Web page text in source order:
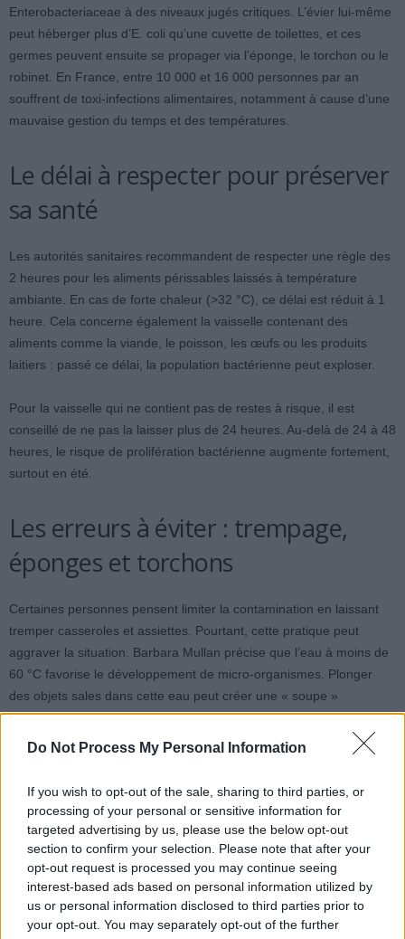
Do Not Process My Personal Information
If you wish to opt-out of the sale, sharing to third parties, or
processing of your personal or sensitive information for
targeted advertising by us, please use the below opt-out
section to confirm your selection. Please note that after your
opt-out request is processed you may continue seeing
interest-based ads based on personal information utilized by
us or personal information disclosed to third parties prior to
your opt-out. You may separately opt-out of the further
Enterobacteriaceae à des niveaux jugés critiques. L’évier lui-même
peut héberger plus d’E. coli qu’une cuvette de toilettes, et ces
germes peuvent ensuite se propager via l’éponge, le torchon ou le
robinet. En France, entre 10 000 et 16 000 personnes par an
souffrent de toxi-infections alimentaires, notamment à cause d’une
mauvaise gestion du temps et des températures.
Le délai à respecter pour préserver
sa santé
Les autorités sanitaires recommandent de respecter une règle des
2 heures pour les aliments périssables laissés à température
ambiante. En cas de forte chaleur (>32 °C), ce délai est réduit à 1
heure. Cela concerne également la vaisselle contenant des
aliments comme la viande, le poisson, les œufs ou les produits
laitiers : passé ce délai, la population bactérienne peut exploser.
Pour la vaisselle qui ne contient pas de restes à risque, il est
conseillé de ne pas la laisser plus de 24 heures. Au-delà de 24 à 48
heures, le risque de prolifération bactérienne augmente fortement,
surtout en été.
Les erreurs à éviter : trempage,
éponges et torchons
Certaines personnes pensent limiter la contamination en laissant
tremper casseroles et assiettes. Pourtant, cette pratique peut
aggraver la situation. Barbara Mullan précise que l’eau à moins de
60 °C favorise le développement de micro-organismes. Plonger
des objets sales dans cette eau peut créer une « soupe »
bactérienne, qui risque de contaminer la cuisine au moment du
lavage.
coli ou Salmonella peuvent survivre entre 47 et 60 °C dans une eau
chargée en matière organique. Les personnes vulnérables, telles
que les femmes enceintes, les nourrissons, les personnes âgées
ou immunodéprimées, doivent éviter de laisser leur vaisselle plus
de 2 heures, surtout si elle contient des protéines animales ou des
sauces crémeuses.